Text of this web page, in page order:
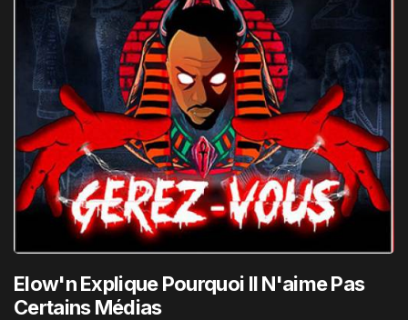
Elow'n Explique Pourquoi Il N'aime Pas
Certains Médias